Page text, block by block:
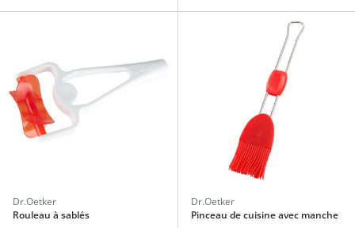
Dr.Oetker
Rouleau à sablés
Dr.Oetker
Pinceau de cuisine avec manche